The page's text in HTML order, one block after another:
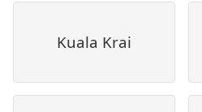
Kuala Krai